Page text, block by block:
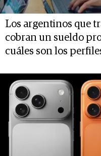
Los argentinos que
cobran un sueldo
cuáles son los